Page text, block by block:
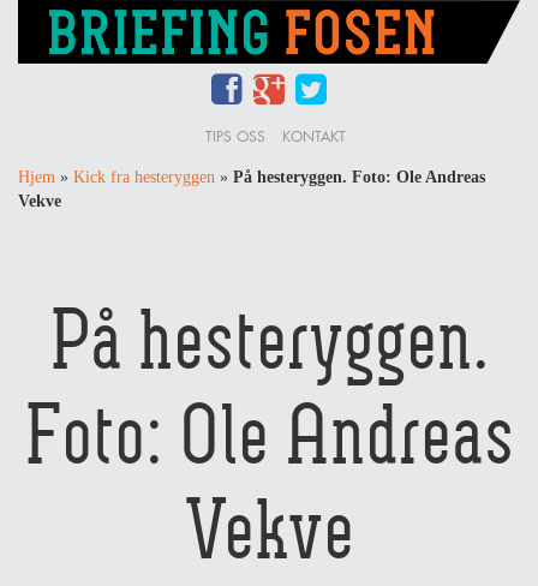
TIPS OSS KONTAKT
Hjem » Kick fra hesteryggen » På hesteryggen. Foto: Ole Andreas
Vekve
På hesteryggen.
Foto: Ole Andreas
Vekve